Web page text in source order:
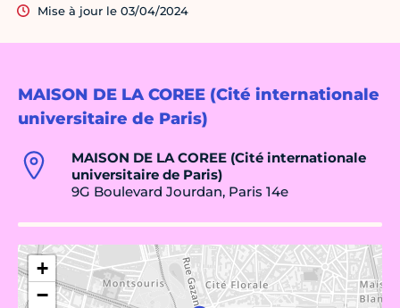
MAISON DE LA COREE (Cité internationale
universitaire de Paris)
MAISON DE LA COREE (Cité internationale
universitaire de Paris)
9G Boulevard Jourdan, Paris 14e
+
−
Mise à jour le 03/04/2024